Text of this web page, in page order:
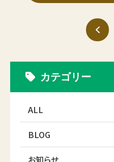
カテゴリー
ALL
BLOG
お知らせ